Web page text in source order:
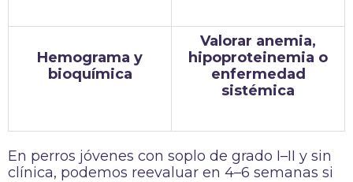
Hemograma y
bioquímica
Valorar anemia,
hipoproteinemia o
enfermedad
sistémica
En perros jóvenes con soplo de grado I–II y sin
clínica, podemos reevaluar en 4–6 semanas si